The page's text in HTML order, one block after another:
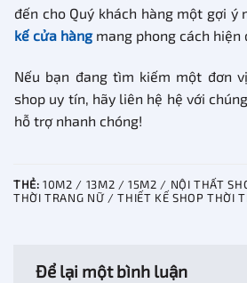
đến cho Quý khách hàng một gợi ý
kế cửa hàngmang phong cách hiện
Nếu bạn đang tìm kiếm một đơn
shop uy tín, hãy liên hệ hệ với
hỗ trợ nhanh chóng!
THẺ: 10M2 / 13M2 / 15M2 / NỘI THẤT
THỜI TRANG NỮ / THIẾT KẾ SHOP THỜI
Để lại một bình luận